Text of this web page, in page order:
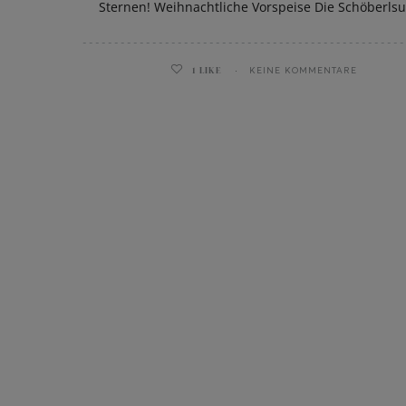
Sternen! Weihnachtliche Vorspeise Die
1 LIKE KEINE KOMMENTARE